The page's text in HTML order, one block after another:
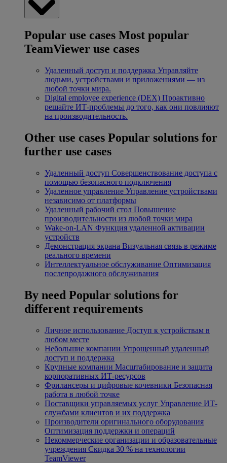
Popular use cases Most popular
TeamViewer use cases
Удаленный доступ и поддержка Управляйте
людьми, устройствами и приложениями — из
любой точки мира.
Digital employee experience (DEX) Проактивно
решайте ИТ-проблемы до того, как они повлияют
на производительность.
Other use cases Popular solutions for
further use cases
Удаленный доступ Совершенствование доступа с
помощью безопасного подключения
Удаленное управление Управление устройствами
независимо от платформы
Удаленный рабочий стол Повышение
производительности из любой точки мира
Wake-on-LAN Функция удаленной активации
устройств
Демонстрация экрана Визуальная связь в режиме
реального времени
Интеллектуальное обслуживание Оптимизация
послепродажного обслуживания
By need Popular solutions for
different requirements
Личное использование Доступ к устройствам в
любом месте
Небольшие компании Упрощенный удаленный
доступ и поддержка
Крупные компании Масштабирование и защита
корпоративных ИТ-ресурсов
Фрилансеры и цифровые кочевники Безопасная
работа в любой точке
Поставщики управляемых услуг Управление ИТ-
службами клиентов и их поддержка
Производители оригинального оборудования
Оптимизация поддержки и операций
Некоммерческие организации и образовательные
учреждения Скидка 30 % на технологии
TeamViewer